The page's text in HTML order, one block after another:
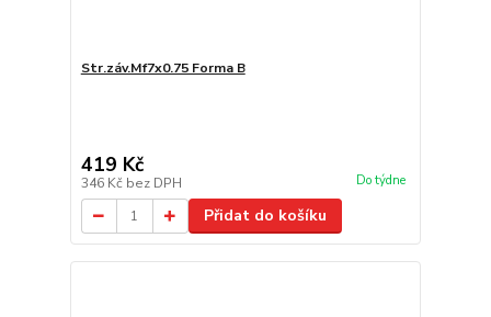
Str.záv.Mf7x0.75 Forma B
419 Kč
346 Kč bez DPH Do týdne
Přidat do košíku